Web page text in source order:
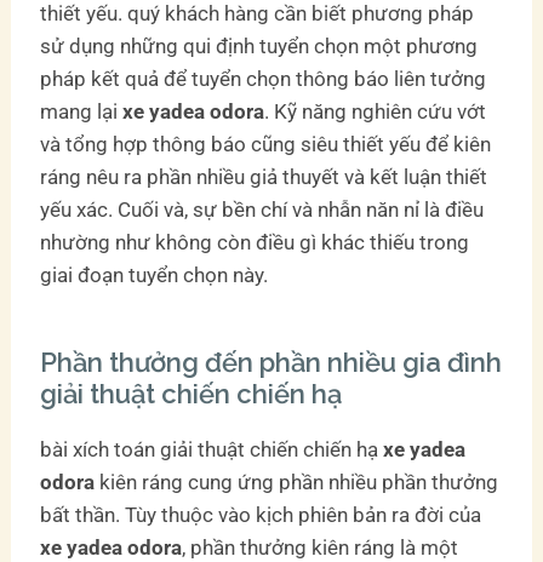
thiết yếu. quý khách hàng cần biết phương pháp
sử dụng những qui định tuyển chọn một phương
pháp kết quả để tuyển chọn thông báo liên tưởng
mang lạixe yadea odora. Kỹ năng nghiên cứu vớt
và tổng hợp thông báo cũng siêu thiết yếu để kiên
ráng nêu ra phần nhiều giả thuyết và kết luận thiết
yếu xác. Cuối và, sự bền chí và nhẫn năn nỉ là điều
nhường như không còn điều gì khác thiếu trong
giai đoạn tuyển chọn này.
Phần thưởng đến phần nhiều gia đình
giải thuật chiến chiến hạ
bài xích toán giải thuật chiến chiến hạxe yadea
odora kiên ráng cung ứng phần nhiều phần thưởng
bất thần. Tùy thuộc vào kịch phiên bản ra đời của
xe yadea odora, phần thưởng kiên ráng là một